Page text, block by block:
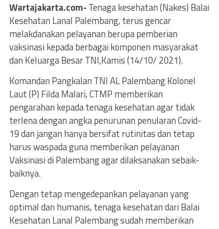
Wartajakarta.com- Tenaga kesehatan (Nakes) Balai
Kesehatan Lanal Palembang, terus gencar
melakdanakan pelayanan berupa pemberian
vaksinasi kepada berbagai komponen masyarakat
dan Keluarga Besar TNI,Kamis (14/10/ 2021).
Komandan Pangkalan TNI AL Palembang Kolonel
Laut (P) Filda Malari, CTMP memberikan
pengarahan kepada tenaga kesehatan agar tidak
terlena dengan angka penurunan penularan Covid-
19 dan jangan hanya bersifat rutinitas dan tetap
harus waspada guna memberikan pelayanan
Vaksinasi di Palembang agar dilaksanakan sebaik-
baiknya.
Dengan tetap mengedepankan pelayanan yang
optimal dan humanis, tenaga kesehatan dari Balai
Kesehatan Lanal Palembang sudah memberikan